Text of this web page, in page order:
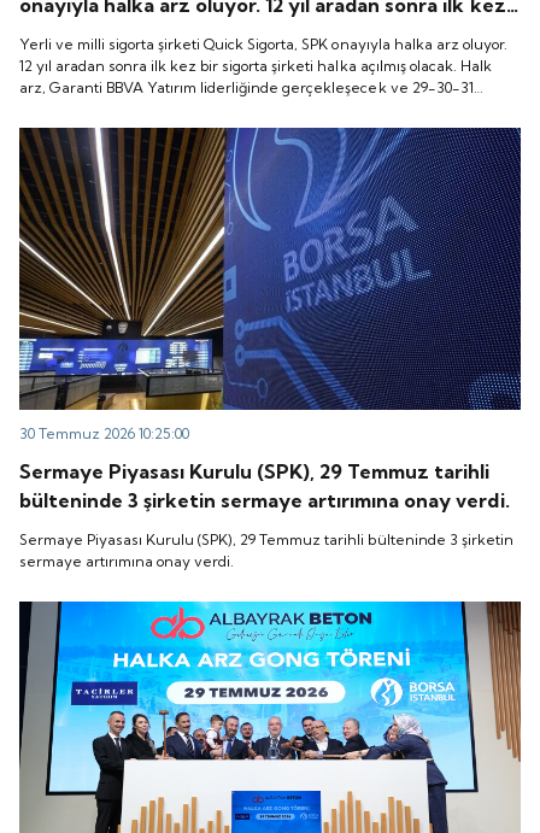
bir sigorta şirketi halka açılmış olacak. Halk arz,
Garanti BBVA Yatırım liderliğinde gerçekleşecek ve
29-30-31 Temmuz 2026 tarihlerinde talep
ile Quick Sigorta işlem görmeye başlayacak.
Yerli ve milli sigorta şirketi Quick Sigorta, SPK onayıyla halka arz oluyor.
12 yıl aradan sonra ilk kez bir sigorta şirketi halka açılmış olacak. Halk
arz, Garanti BBVA Yatırım liderliğinde gerçekleşecek ve 29-30-31
“Gong Töreni” ile Quick Sigorta işlem görmeye başlayacak.
30 Temmuz 2026 10:25:00
Sermaye Piyasası Kurulu (SPK), 29 Temmuz tarihli
bülteninde 3 şirketin sermaye artırımına onay verdi.
Sermaye Piyasası Kurulu (SPK), 29 Temmuz tarihli bülteninde 3 şirketin
sermaye artırımına onay verdi.